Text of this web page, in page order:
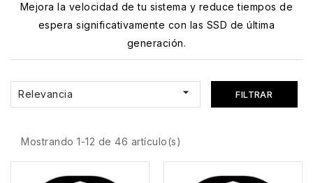
Mejora la velocidad de tu sistema y reduce tiempos de
espera significativamente con las SSD de última
generación.
Relevancia  FILTRAR
Mostrando 1-12 de 46 artículo(s)